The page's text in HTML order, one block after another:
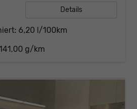
Details
6,20 l/100km
g/km